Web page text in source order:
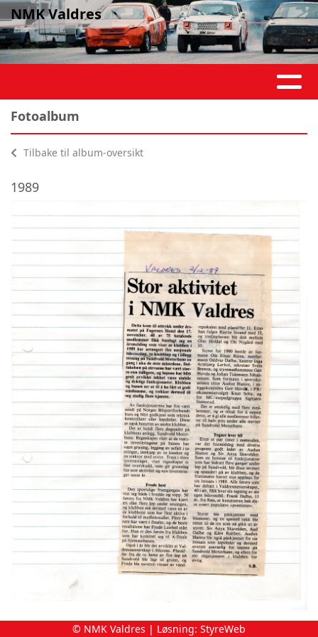
NMK Valdres
Fotoalbum
Tilbake til album-oversikt
1989
© NMK Valdres | Løsning: StyreWeb